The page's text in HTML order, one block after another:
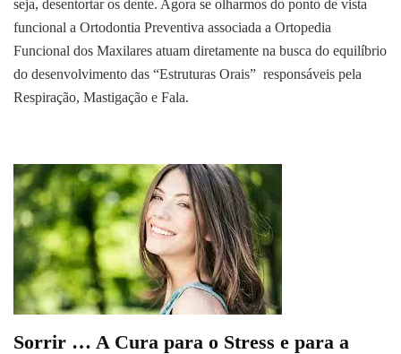
seja, desentortar os dente. Agora se olharmos do ponto de vista
funcional a Ortodontia Preventiva associada a Ortopedia
Funcional dos Maxilares atuam diretamente na busca do equilíbrio
do desenvolvimento das “Estruturas Orais” responsáveis pela
Respiração, Mastigação e Fala.
Sorrir … A Cura para o Stress e para a